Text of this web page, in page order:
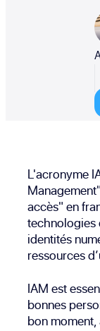
L'acronyme
accès" en
technologies
identités
ressources
IAM est
bonnes
bon